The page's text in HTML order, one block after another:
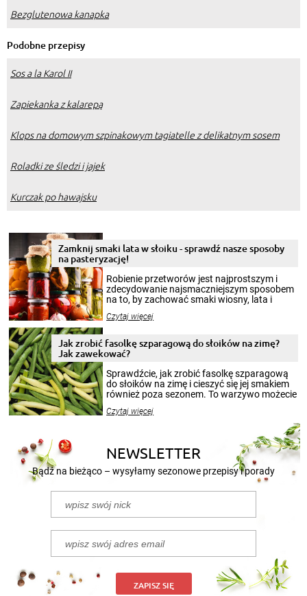
Bezglutenowa kanapka
Podobne przepisy
Sos a la Karol II
Zapiekanka z kalarepą
Klops na domowym szpinakowym tagiatelle z delikatnym sosem
Roladki ze śledzi i jajek
Kurczak po hawajsku
Zamknij smaki lata w słoiku - sprawdź nasze sposoby
na pasteryzację!
Robienie przetworów jest najprostszym i
zdecydowanie najsmaczniejszym sposobem
na to, by zachować smaki wiosny, lata i
krajobrazów, by cieszyć nimi oko w sezonie
pełni poczuć atmosferę cieplejszych
miesięcy. Przygotowanie słoików ze
patenty, które pozwolą zachować świeżość
przetworów.
Czytaj więcej
Jak zrobić fasolkę szparagową do słoików na zimę?
Jak zawekować?
Sprawdźcie, jak zrobić fasolkę szparagową
do słoików na zimę i cieszyć się jej smakiem
również poza sezonem. To warzywo możecie
nasze propozycje!
Czytaj więcej
NEWSLETTER
Bądź na bieżąco – wysyłamy sezonowe przepisy i porady
ZAPISZ SIĘ